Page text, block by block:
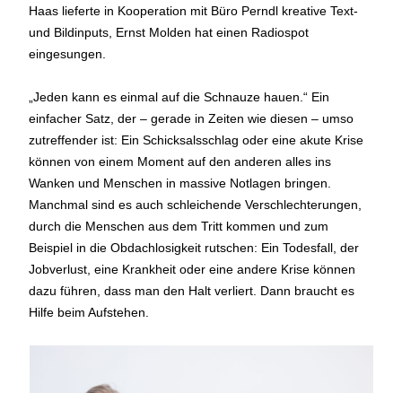
Haas lieferte in Kooperation mit Büro Perndl kreative Text-
und Bildinputs, Ernst Molden hat einen Radiospot
eingesungen.
„Jeden kann es einmal auf die Schnauze hauen.“ Ein
einfacher Satz, der – gerade in Zeiten wie diesen – umso
zutreffender ist: Ein Schicksalsschlag oder eine akute Krise
können von einem Moment auf den anderen alles ins
Wanken und Menschen in massive Notlagen bringen.
Manchmal sind es auch schleichende Verschlechterungen,
durch die Menschen aus dem Tritt kommen und zum
Beispiel in die Obdachlosigkeit rutschen: Ein Todesfall, der
Jobverlust, eine Krankheit oder eine andere Krise können
dazu führen, dass man den Halt verliert. Dann braucht es
Hilfe beim Aufstehen.